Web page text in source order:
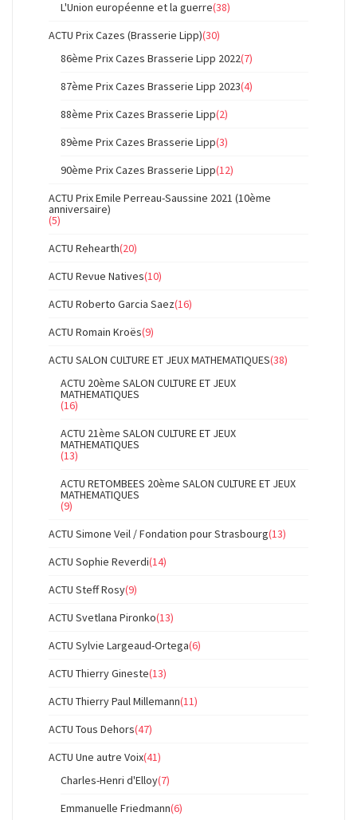
L'Union européenne et la guerre(38)
ACTU Prix Cazes (Brasserie Lipp)(30)
86ème Prix Cazes Brasserie Lipp 2022(7)
87ème Prix Cazes Brasserie Lipp 2023(4)
88ème Prix Cazes Brasserie Lipp(2)
89ème Prix Cazes Brasserie Lipp(3)
90ème Prix Cazes Brasserie Lipp(12)
ACTU Prix Emile Perreau-Saussine 2021 (10ème
anniversaire)
(5)
ACTU Rehearth(20)
ACTU Revue Natives(10)
ACTU Roberto Garcia Saez(16)
ACTU Romain Kroës(9)
ACTU SALON CULTURE ET JEUX MATHEMATIQUES(38)
ACTU 20ème SALON CULTURE ET JEUX
MATHEMATIQUES
(16)
ACTU 21ème SALON CULTURE ET JEUX
MATHEMATIQUES
(13)
ACTU RETOMBEES 20ème SALON CULTURE ET JEUX
MATHEMATIQUES
(9)
ACTU Simone Veil / Fondation pour Strasbourg(13)
ACTU Sophie Reverdi(14)
ACTU Steff Rosy(9)
ACTU Svetlana Pironko(13)
ACTU Sylvie Largeaud-Ortega(6)
ACTU Thierry Gineste(13)
ACTU Thierry Paul Millemann(11)
ACTU Tous Dehors(47)
ACTU Une autre Voix(41)
Charles-Henri d'Elloy(7)
Emmanuelle Friedmann(6)